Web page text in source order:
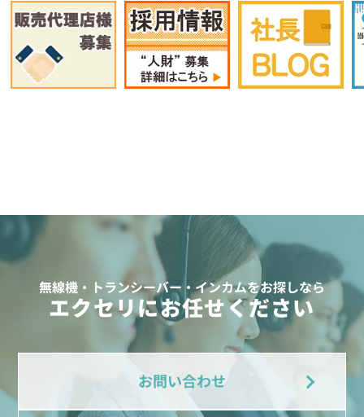
無線機・トランシーバー・インカムをお探しなら
エクセリにお任せください
お問い合わせ